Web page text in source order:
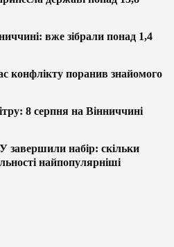
вже зібрали понад 1,4
конфлікту поранив знайомого
8 серпня на Вінниччині
набір: скільки
найпопулярніші